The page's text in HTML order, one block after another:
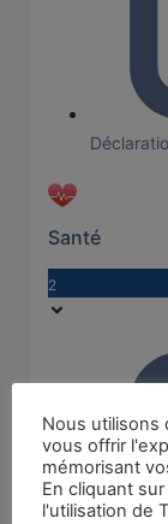
Santé
2
Nous utilisons
vous offrir
mémorisant
En cliquant
l'utilisation de